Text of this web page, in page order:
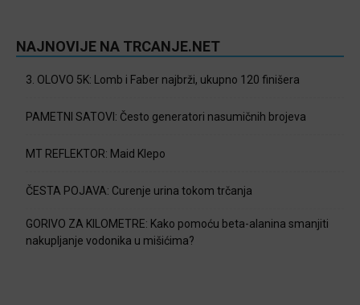
NAJNOVIJE NA TRCANJE.NET
3. OLOVO 5K: Lomb i Faber najbrži, ukupno 120 finišera
PAMETNI SATOVI: Često generatori nasumičnih brojeva
MT REFLEKTOR: Maid Klepo
ČESTA POJAVA: Curenje urina tokom trčanja
GORIVO ZA KILOMETRE: Kako pomoću beta-alanina smanjiti
nakupljanje vodonika u mišićima?